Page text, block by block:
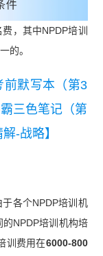
，其中NPDP培训
的。
前默写本（第3
三色笔记（第
-战略】
各个NPDP培训机
NPDP培训机构培
训费用在6000-800